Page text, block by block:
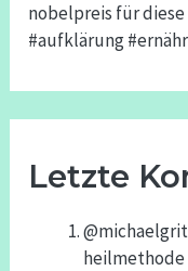
nobelpreis für
#aufklärung
Letzte